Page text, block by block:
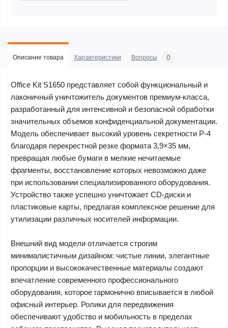
Описание товара Характеристики Вопросы 0
Office Kit S1650 представляет собой функциональный и
лаконичный уничтожитель документов премиум-класса,
разработанный для интенсивной и безопасной обработки
значительных объемов конфиденциальной документации.
Модель обеспечивает высокий уровень секретности P-4
благодаря перекрестной резке формата 3,9×35 мм,
превращая любые бумаги в мелкие нечитаемые
фрагменты, восстановление которых невозможно даже
при использовании специализированного оборудования.
Устройство также успешно уничтожает CD-диски и
пластиковые карты, предлагая комплексное решение для
утилизации различных носителей информации.
Внешний вид модели отличается строгим
минималистичным дизайном: чистые линии, элегантные
пропорции и высококачественные материалы создают
впечатление современного профессионального
оборудования, которое гармонично вписывается в любой
офисный интерьер. Ролики для передвижения
обеспечивают удобство и мобильность в пределах